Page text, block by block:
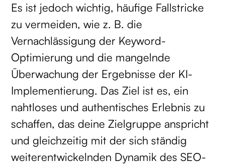
Es ist jedoch wichtig, häufige Fallstricke
zu vermeiden, wie z. B. die
Vernachlässigung der Keyword-
Optimierung und die mangelnde
Überwachung der Ergebnisse der KI-
Implementierung. Das Ziel ist es, ein
nahtloses und authentisches Erlebnis zu
schaffen, das deine Zielgruppe anspricht
und gleichzeitig mit der sich ständig
weiterentwickelnden Dynamik des SEO-